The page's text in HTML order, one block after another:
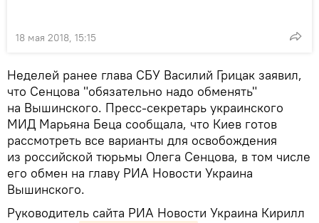
18 мая 2018, 15:15
Неделей ранее глава СБУ Василий Грицак заявил,
что Сенцова "обязательно надо обменять"
на Вышинского. Пресс-секретарь украинского
МИД Марьяна Беца сообщала, что Киев готов
рассмотреть все варианты для освобождения
из российской тюрьмы Олега Сенцова, в том числе
его обмен на главу РИА Новости Украина
Вышинского.
Руководитель сайта РИА Новости Украина Кирилл